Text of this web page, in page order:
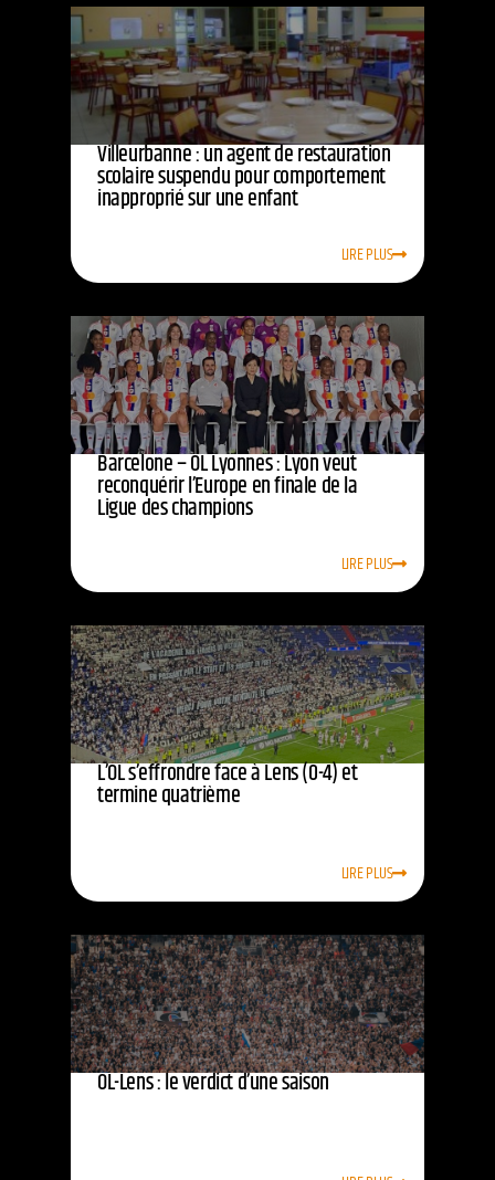
Villeurbanne : un agent de restauration
scolaire suspendu pour comportement
inapproprié sur une enfant
LIRE PLUS
Barcelone – OL Lyonnes : Lyon veut
reconquérir l’Europe en finale de la
Ligue des champions
LIRE PLUS
L’OL s’effrondre face à Lens (0-4) et
termine quatrième
LIRE PLUS
OL-Lens : le verdict d’une saison